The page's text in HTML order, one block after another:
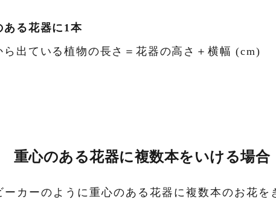
る花器に1本
ら出ている植物の長さ＝花器の高さ＋横幅 (cm)
重心のある花器に複数本をいける場合
ーカーのように重心のある花器に複数本のお花